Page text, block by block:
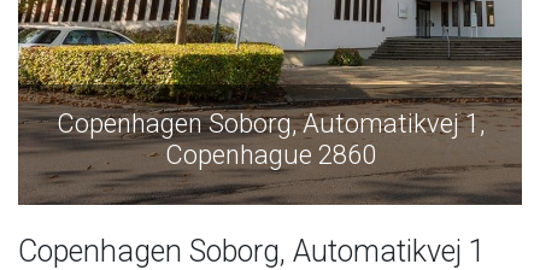
Soborg, Automatikvej 1,
Copenhague 2860
Copenhagen Soborg, Automatikvej 1